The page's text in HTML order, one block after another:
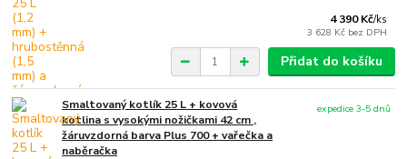
4 390 Kč/ks
3 628 Kč bez DPH
Přidat do košíku
Smaltovaný kotlík 25 L + kovová
kotlina s vysokými nožičkami 42 cm ,
žáruvzdorná barva Plus 700 + vařečka a
naběračka
expedice 3-5 dnů